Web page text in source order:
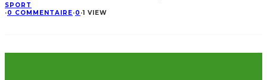
SPORT
·0 COMMENTAIRE·0 ·1 VIEW